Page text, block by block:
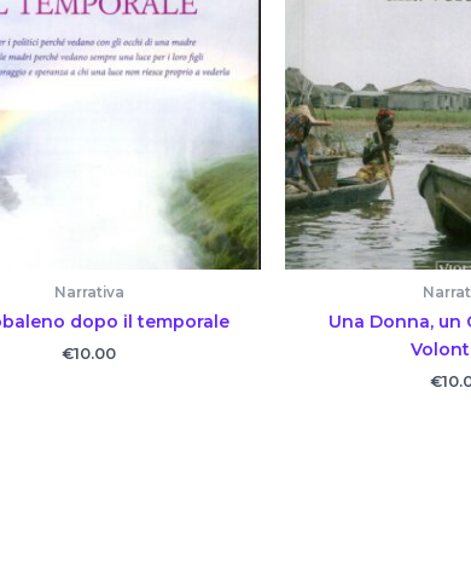
Narrativa
dopo il temporale
€10.00
Una Donna, un
€